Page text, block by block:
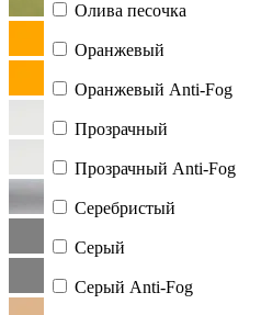
Олива песочка
Оранжевый
Оранжевый Anti-Fog
Прозрачный
Прозрачный Anti-Fog
Серебристый
Серый
Серый Anti-Fog